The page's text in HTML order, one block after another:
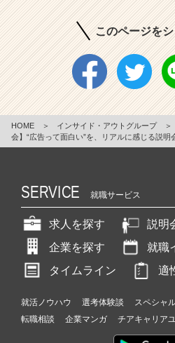
このページを
HOME ＞ インサイド・アウトグループ ＞
会】“広告って面白い”を、リアルに感じる説明
SERVICE 就職サービス
求人を探す
説明
企業を探す
就職
タイムライン
適
就活ノウハウ 選考体験談 スペシャ
転職相談
企業マンガ チアキャリア